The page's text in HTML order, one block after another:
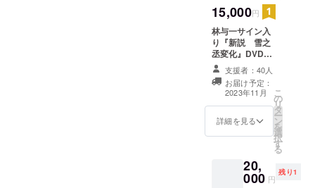
真付
き。色
紙の色
柄は変
わる場
合があ
りま
す。約
24セン
チ約27
セン
フレッ
ト、手
15,000円
林与一サイン入
り『新説 雪之
丞変化』DVD。
今公演を収録し
た特製DVDで
す。約2時間30
分を予定。サイ
ン入りパンフ
レット、手拭付
支援者：40人
お届け予定：
2023年11月
詳細を見る
こ
の
リ
タ
ー
ン
を
選
択
す
る
20,
000 円
残り1